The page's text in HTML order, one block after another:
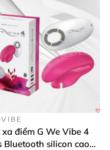
xa điểm G We Vibe 4
Bluetooth silicon cao